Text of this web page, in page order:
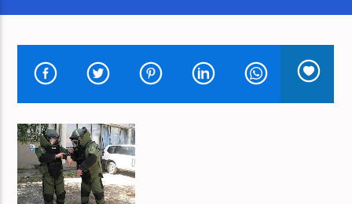
HUIDIG NUMMER
T FUST VOL MUZIEK
ARNOLD OVERHAART